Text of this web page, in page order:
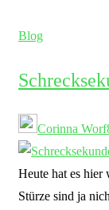
Blog
Corinna Worf
Heute hat es hier
Stürze sind ja